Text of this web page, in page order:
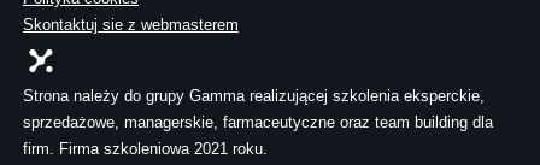
Skontaktuj sie z webmasterem
Strona należy do grupy Gamma realizującej szkolenia eksperckie,
sprzedażowe, managerskie, farmaceutyczne oraz team building dla
firm. Firma szkoleniowa 2021 roku.